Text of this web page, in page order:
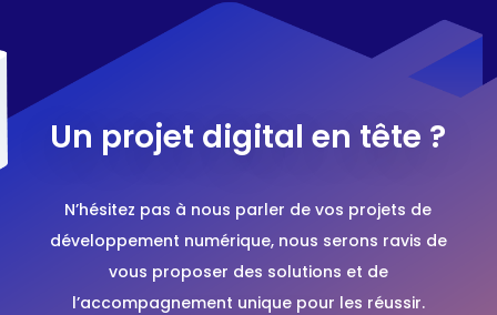
Un projet digital en tête ?
N’hésitez pas à nous parler de vos projets de
développement numérique, nous serons ravis de
vous proposer des solutions et de
l’accompagnement unique pour les réussir.